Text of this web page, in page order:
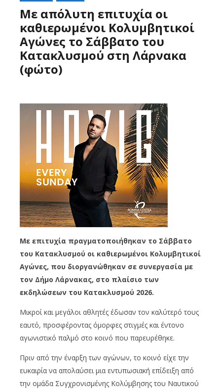
Με απόλυτη επιτυχία οι
καθιερωμένοι Κολυμβητικοί
Αγώνες το Σάββατο του
Κατακλυσμού στη Λάρνακα
(φώτο)
Με επιτυχία πραγματοποιήθηκαν το Σάββατο
του Κατακλυσμού οι καθιερωμένοι Κολυμβητικοί
Αγώνες, που διοργανώθηκαν σε συνεργασία με
τον Δήμο Λάρνακας, στο πλαίσιο των
εκδηλώσεων του Κατακλυσμού 2026.
Μικροί και μεγάλοι αθλητές έδωσαν τον καλύτερό τους
εαυτό, προσφέροντας όμορφες στιγμές και έντονο
αγωνιστικό παλμό στο κοινό που παρευρέθηκε.
Πριν από την έναρξη των αγώνων, το κοινό είχε την
ευκαιρία να απολαύσει μια εντυπωσιακή επίδειξη από
την ομάδα Συγχρονισμένης Κολύμβησης του Ναυτικού